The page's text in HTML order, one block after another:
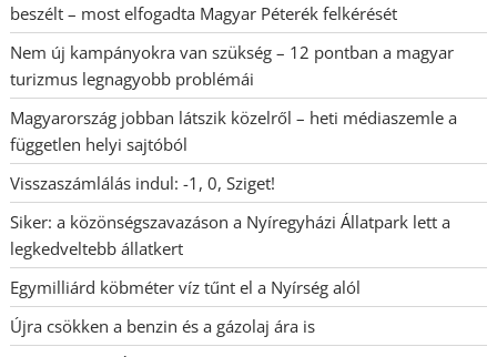
beszélt – most elfogadta Magyar Péterék felkérését
Nem új kampányokra van szükség – 12 pontban a magyar
turizmus legnagyobb problémái
Magyarország jobban látszik közelről – heti médiaszemle a
független helyi sajtóból
Visszaszámlálás indul: -1, 0, Sziget!
Siker: a közönségszavazáson a Nyíregyházi Állatpark lett a
legkedveltebb állatkert
Egymilliárd köbméter víz tűnt el a Nyírség alól
Újra csökken a benzin és a gázolaj ára is